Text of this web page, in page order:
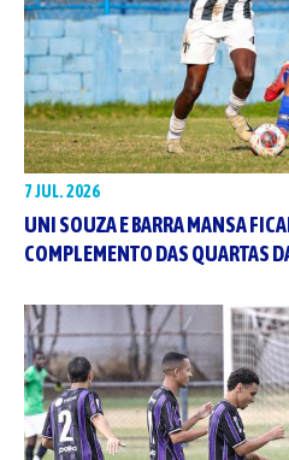
7 JUL. 2026
UNI SOUZA E BARRA MANSA
COMPLEMENTO DAS QUARTAS